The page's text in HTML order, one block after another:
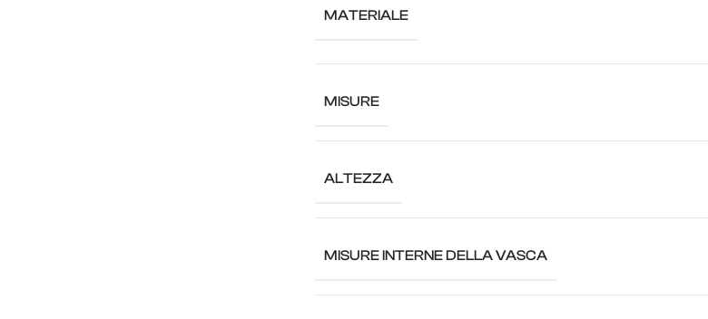
MATERIALE
MISURE
ALTEZZA
MISURE INTERNE DELLA VASCA